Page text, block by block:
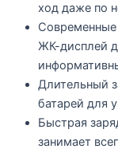
ход даже по
Современные
ЖК-дисплей
Длительный
батарей для
Быстрая
занимает